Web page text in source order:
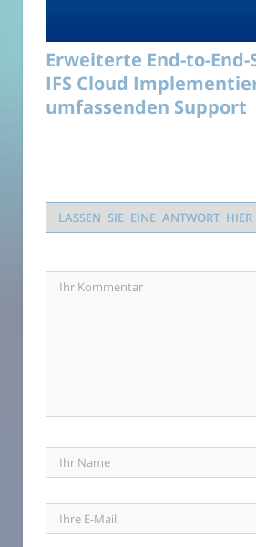
Erweiterte End-to-
IFS Cloud
umfassenden Support
LASSEN SIE EINE ANTWORT HIER